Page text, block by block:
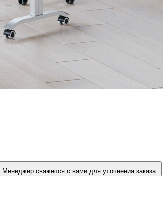
При нажатии на эту кнопку вы ничего не платите. Менеджер свяжется с вами для уточнения заказа.